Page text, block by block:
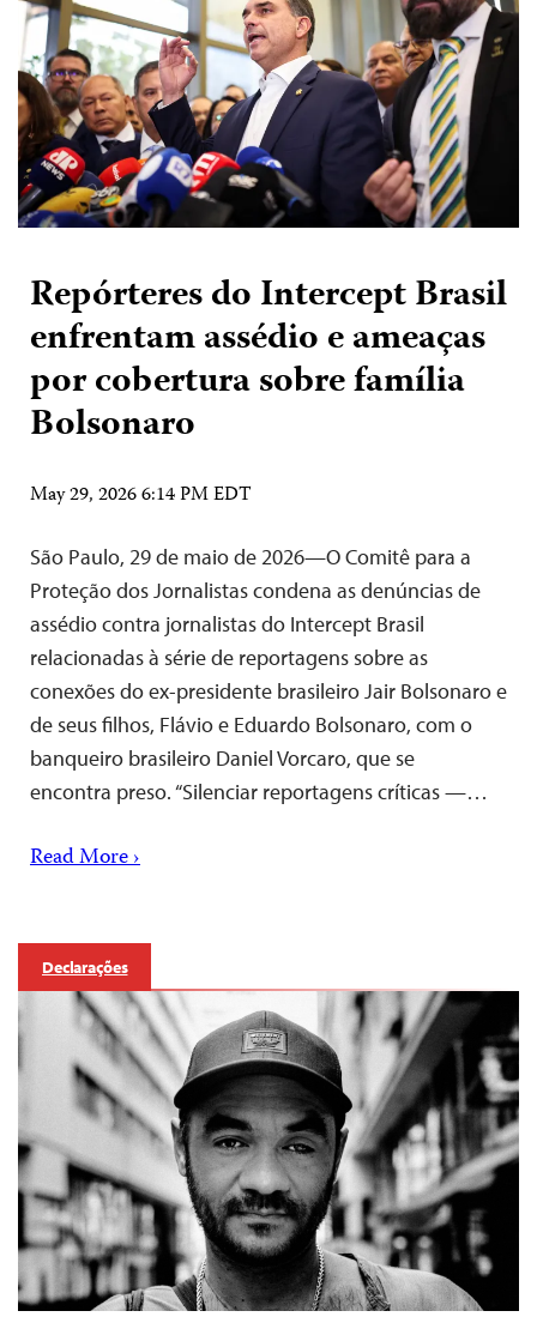
Repórteres do Intercept Brasil
enfrentam assédio e ameaças
por cobertura sobre família
Bolsonaro
May 29, 2026 6:14 PM EDT
São Paulo, 29 de maio de 2026—O Comitê para a
Proteção dos Jornalistas condena as denúncias de
assédio contra jornalistas do Intercept Brasil
relacionadas à série de reportagens sobre as
conexões do ex-presidente brasileiro Jair Bolsonaro e
de seus filhos, Flávio e Eduardo Bolsonaro, com o
banqueiro brasileiro Daniel Vorcaro, que se
encontra preso. “Silenciar reportagens críticas —…
Read More ›
Declarações